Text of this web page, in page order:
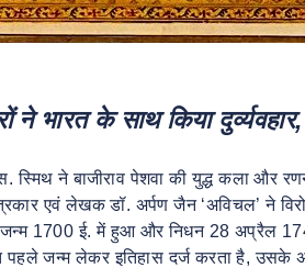
ने भारत के साथ किया
स्मिथ ने बाजीराव पेशवा की युद्ध कला और
एवं लेखक डॉ. अर्पण जैन ‘अविचल’ ने
जन्म 1700 ई. में हुआ और निधन 28 अप्रैल
पहले जन्म लेकर इतिहास दर्ज करता है,